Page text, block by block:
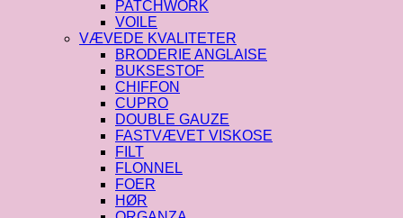
PATCHWORK
VOILE
VÆVEDE KVALITETER
BRODERIE ANGLAISE
BUKSESTOF
CHIFFON
CUPRO
DOUBLE GAUZE
FASTVÆVET VISKOSE
FILT
FLONNEL
FOER
HØR